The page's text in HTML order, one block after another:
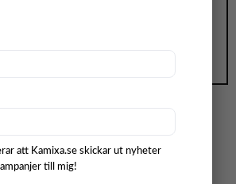
att Kamixa.se skickar ut nyheter
till mig!
ett varumärke med en